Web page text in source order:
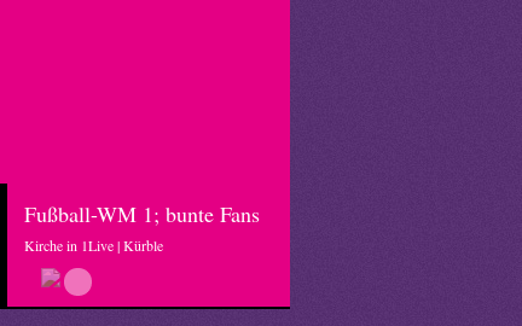
Fußball-WM 1; bunte Fans
Kirche in 1Live | Kürble